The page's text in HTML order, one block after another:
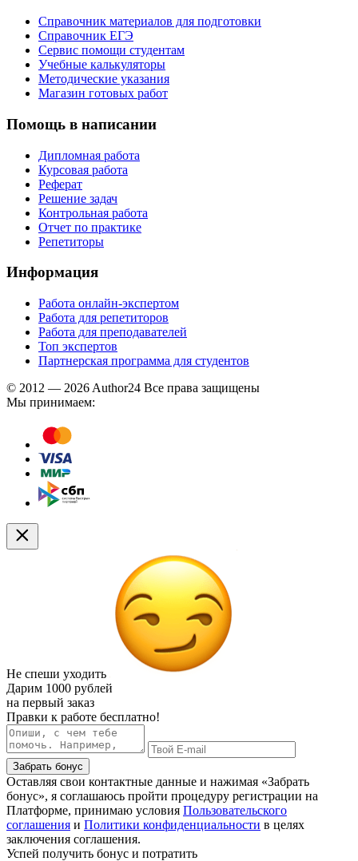
Справочник материалов для подготовки
Справочник ЕГЭ
Сервис помощи студентам
Учебные калькуляторы
Методические указания
Магазин готовых работ
Помощь в написании
Дипломная работа
Курсовая работа
Реферат
Решение задач
Контрольная работа
Отчет по практике
Репетиторы
Информация
Работа онлайн-экспертом
Работа для репетиторов
Работа для преподавателей
Топ экспертов
Партнерская программа для студентов
© 2012 — 2026 Author24 Все права защищены
Мы принимаем:
Не спеши уходить
Дарим 1000 рублей
на первый заказ
Правки к работе бесплатно!
Забрать бонус
Оставляя свои контактные данные и нажимая «Забрать
бонус», я соглашаюсь пройти процедуру регистрации на
Платформе, принимаю условия Пользовательского
соглашения и Политики конфиденциальности в целях
заключения соглашения.
Успей получить бонус и потратить